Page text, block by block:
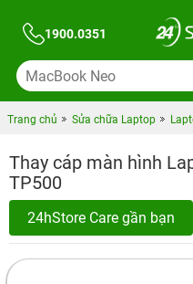
1900.0351
Trang chủ Sửa chữa Laptop
Thay cáp màn hình
TP500
24hStore Care gần bạn